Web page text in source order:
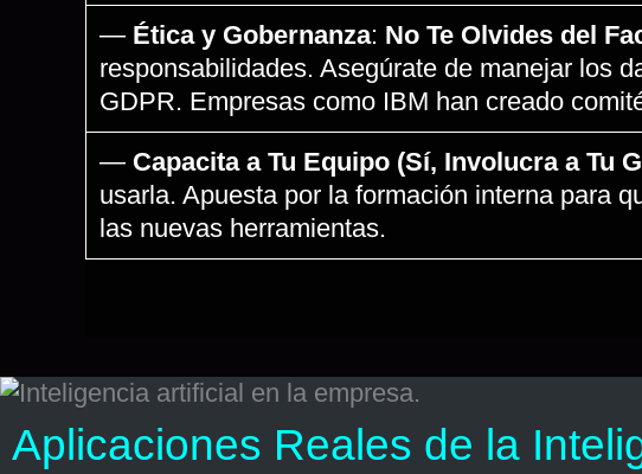
— Ética y Gobernanza: No Te Olvides del
responsabilidades. Asegúrate de manejar los
GDPR. Empresas como IBM han creado
— Capacita a Tu Equipo (Sí, Involucra a Tu
usarla. Apuesta por la formación interna para
las nuevas herramientas.
Aplicaciones Reales de la